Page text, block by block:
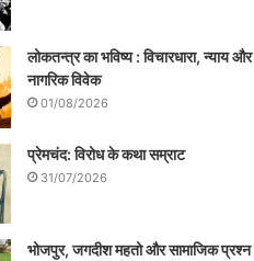
लोकतन्त्र का भविष्य : विचारधारा, न्याय और
नागरिक विवेक
01/08/2026
प्रेमचंद: विरोध के कथा सम्राट
31/07/2026
भोजपुर, जगदीश महतो और सामाजिक प्रश्न